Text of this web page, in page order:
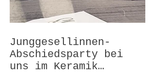
Junggesellinnen-
Abschiedsparty bei
uns im Keramik